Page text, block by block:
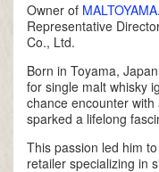
Owner of MALTOYAMA.
Representative
Co., Ltd.
Born in Toyama,
for single malt whisky
chance encounter
sparked a lifelong
This passion led him
retailer specializing in